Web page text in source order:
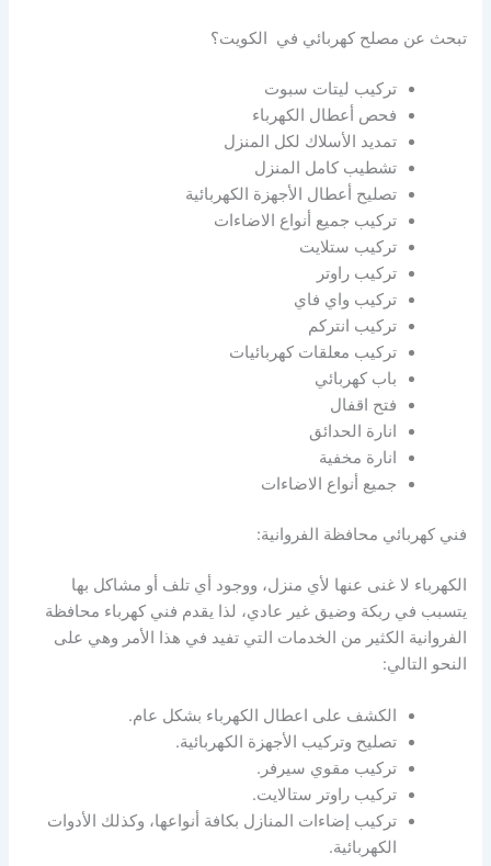
تبحث عن مصلح كهربائي في الكويت؟
تركيب ليتات سبوت
فحص أعطال الكهرباء
تمديد الأسلاك لكل المنزل
تشطيب كامل المنزل
تصليح أعطال الأجهزة الكهربائية
تركيب جميع أنواع الاضاءات
تركيب ستلايت
تركيب راوتر
تركيب واي فاي
تركيب انتركم
تركيب معلقات كهربائيات
باب كهربائي
فتح اقفال
انارة الحدائق
انارة مخفية
جميع أنواع الاضاءات
فني كهربائي محافظة الفروانية:
الكهرباء لا غنى عنها لأي منزل، ووجود أي تلف أو مشاكل بها
يتسبب في ربكة وضيق غير عادي، لذا يقدم فني كهرباء محافظة
الفروانية الكثير من الخدمات التي تفيد في هذا الأمر وهي على
النحو التالي:
الكشف على اعطال الكهرباء بشكل عام.
تصليح وتركيب الأجهزة الكهربائية.
تركيب مقوي سيرفر.
تركيب راوتر ستالايت.
تركيب إضاءات المنازل بكافة أنواعها، وكذلك الأدوات
الكهربائية.